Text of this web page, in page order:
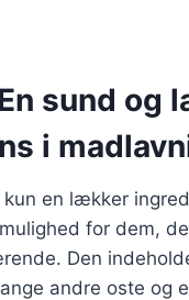
sund og
i
kun en lækker
for dem,
Den
andre oste og